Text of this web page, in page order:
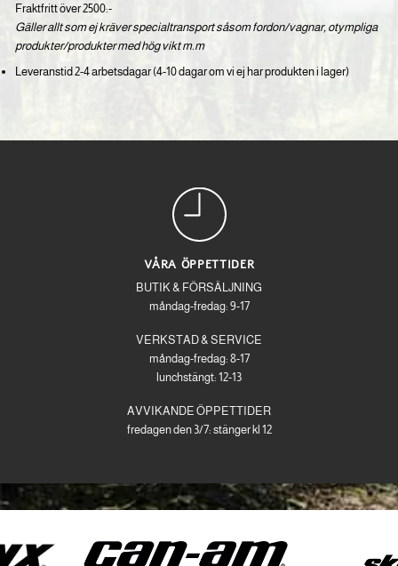
Fraktfritt över 2500:-
Gäller allt som ej kräver specialtransport såsom fordon/vagnar, otympliga
produkter/produkter med hög vikt m.m
Leveranstid 2-4 arbetsdagar (4-10 dagar om vi ej har produkten i lager)
VÅRA ÖPPETTIDER
BUTIK & FÖRSÄLJNING
måndag-fredag: 9-17
VERKSTAD & SERVICE
måndag-fredag: 8-17
lunchstängt: 12-13
AVVIKANDE ÖPPETTIDER
fredagen den 3/7: stänger kl 12